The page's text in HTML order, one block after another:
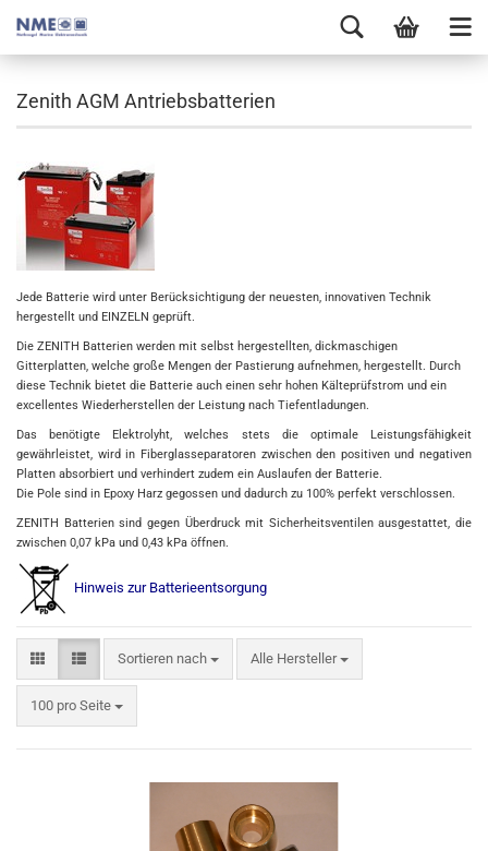
Zenith AGM Antriebsbatterien
Jede Batterie wird unter Berücksichtigung der neuesten, innovativen Technik
hergestellt und EINZELN geprüft.
Die ZENITH Batterien werden mit selbst hergestellten, dickmaschigen
Gitterplatten, welche große Mengen der Pastierung aufnehmen, hergestellt. Durch
diese Technik bietet die Batterie auch einen sehr hohen Kälteprüfstrom und ein
excellentes Wiederherstellen der Leistung nach Tiefentladungen.
Das benötigte Elektrolyht, welches stets die optimale Leistungsfähigkeit
gewährleistet, wird in Fiberglasseparatoren zwischen den positiven und negativen
Platten absorbiert und verhindert zudem ein Auslaufen der Batterie.
Die Pole sind in Epoxy Harz gegossen und dadurch zu 100% perfekt verschlossen.
ZENITH Batterien sind gegen Überdruck mit Sicherheitsventilen ausgestattet, die
zwischen 0,07 kPa und 0,43 kPa öffnen.
Hinweis zur Batterieentsorgung
Sortieren nach Alle Hersteller
100 pro Seite